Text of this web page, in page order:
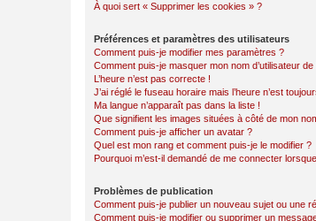
À quoi sert « Supprimer les cookies » ?
Préférences et paramètres des utilisateurs
Comment puis-je modifier mes paramètres ?
Comment puis-je masquer mon nom d’utilisateur
L’heure n’est pas correcte !
J’ai réglé le fuseau horaire mais l’heure n’est
Ma langue n’apparaît pas dans la liste !
Que signifient les images situées à côté de mon
Comment puis-je afficher un avatar ?
Quel est mon rang et comment puis-je le modifier ?
Pourquoi m’est-il demandé de me connecter
Problèmes de publication
Comment puis-je publier un nouveau sujet ou une
Comment puis-je modifier ou supprimer un